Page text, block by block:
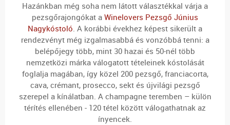
Hazánkban még soha nem látott választékkal várja a
pezsgőrajongókat a Winelovers Pezsgő Június
Nagykóstoló. A korábbi évekhez képest sikerült a
rendezvényt még izgalmasabbá és vonzóbbá tenni: a
belépőjegy több, mint 30 hazai és 50-nél több
nemzetközi márka válogatott tételeinek kóstolását
foglalja magában, így közel 200 pezsgő, franciacorta,
cava, crémant, prosecco, sekt és újvilági pezsgő
szerepel a kínálatban. A champagne teremben – külön
térítés ellenében - 120 tétel között válogathatnak az
ínyencek.